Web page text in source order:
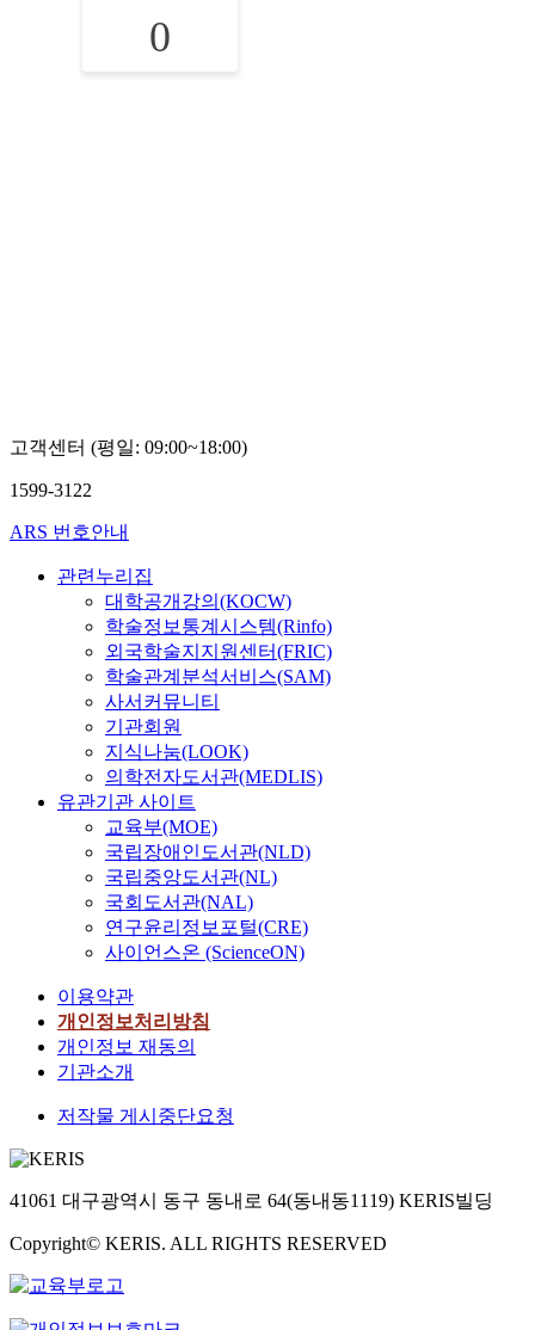
0
고객센터 (평일: 09:00~18:00)
1599-3122
ARS 번호안내
관련누리집
대학공개강의(KOCW)
학술정보통계시스템(Rinfo)
외국학술지지원센터(FRIC)
학술관계분석서비스(SAM)
사서커뮤니티
기관회원
지식나눔(LOOK)
의학전자도서관(MEDLIS)
유관기관 사이트
교육부(MOE)
국립장애인도서관(NLD)
국립중앙도서관(NL)
국회도서관(NAL)
연구윤리정보포털(CRE)
사이언스온 (ScienceON)
이용약관
개인정보처리방침
개인정보 재동의
기관소개
저작물 게시중단요청
41061 대구광역시 동구 동내로 64(동내동1119) KERIS빌딩
Copyright© KERIS. ALL RIGHTS RESERVED